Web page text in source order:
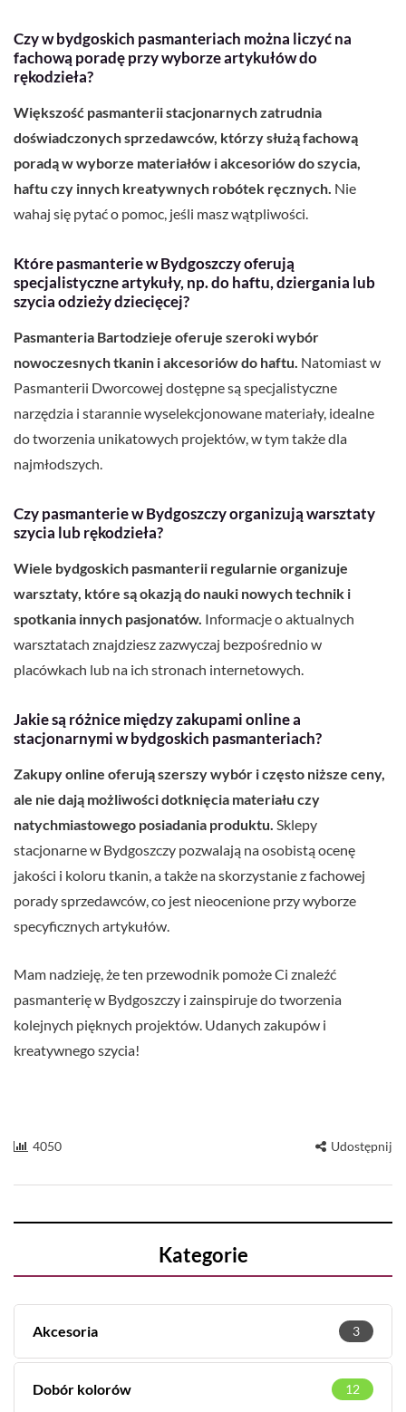
Czy w bydgoskich pasmanteriach można liczyć na
fachową poradę przy wyborze artykułów do
rękodzieła?
Większość pasmanterii stacjonarnych zatrudnia
doświadczonych sprzedawców, którzy służą fachową
poradą w wyborze materiałów i akcesoriów do szycia,
haftu czy innych kreatywnych robótek ręcznych. Nie
wahaj się pytać o pomoc, jeśli masz wątpliwości.
Które pasmanterie w Bydgoszczy oferują
specjalistyczne artykuły, np. do haftu, dziergania lub
szycia odzieży dziecięcej?
Pasmanteria Bartodzieje oferuje szeroki wybór
nowoczesnych tkanin i akcesoriów do haftu. Natomiast w
Pasmanterii Dworcowej dostępne są specjalistyczne
narzędzia i starannie wyselekcjonowane materiały, idealne
do tworzenia unikatowych projektów, w tym także dla
najmłodszych.
Czy pasmanterie w Bydgoszczy organizują warsztaty
szycia lub rękodzieła?
Wiele bydgoskich pasmanterii regularnie organizuje
warsztaty, które są okazją do nauki nowych technik i
spotkania innych pasjonatów. Informacje o aktualnych
warsztatach znajdziesz zazwyczaj bezpośrednio w
placówkach lub na ich stronach internetowych.
Jakie są różnice między zakupami online a
stacjonarnymi w bydgoskich pasmanteriach?
Zakupy online oferują szerszy wybór i często niższe ceny,
ale nie dają możliwości dotknięcia materiału czy
natychmiastowego posiadania produktu. Sklepy
stacjonarne w Bydgoszczy pozwalają na osobistą ocenę
jakości i koloru tkanin, a także na skorzystanie z fachowej
porady sprzedawców, co jest nieocenione przy wyborze
specyficznych artykułów.
Mam nadzieję, że ten przewodnik pomoże Ci znaleźć
pasmanterię w Bydgoszczy i zainspiruje do tworzenia
kolejnych pięknych projektów. Udanych zakupów i
kreatywnego szycia!
4050 Udostępnij
Kategorie
Akcesoria 3
Dobór kolorów 12